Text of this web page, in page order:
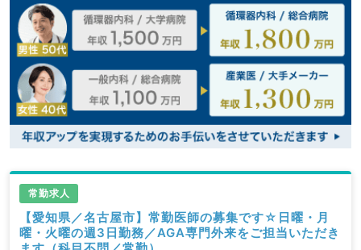
常勤求人
【愛知県／名古屋市】常勤医師の募集です☆日曜・月
曜・火曜の週3日勤務／AGA専門外来をご担当いただき